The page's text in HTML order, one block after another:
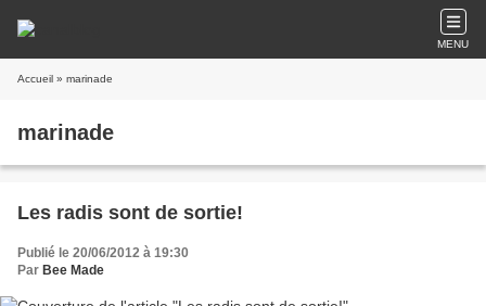
MENU
Accueil » marinade
marinade
Les radis sont de sortie!
Publié le 20/06/2012 à 19:30
Par Bee Made